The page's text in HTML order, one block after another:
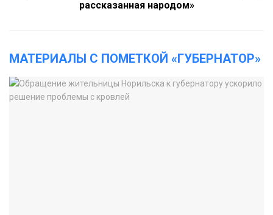
рассказанная народом»
МАТЕРИАЛЫ С ПОМЕТКОЙ «ГУБЕРНАТОР»